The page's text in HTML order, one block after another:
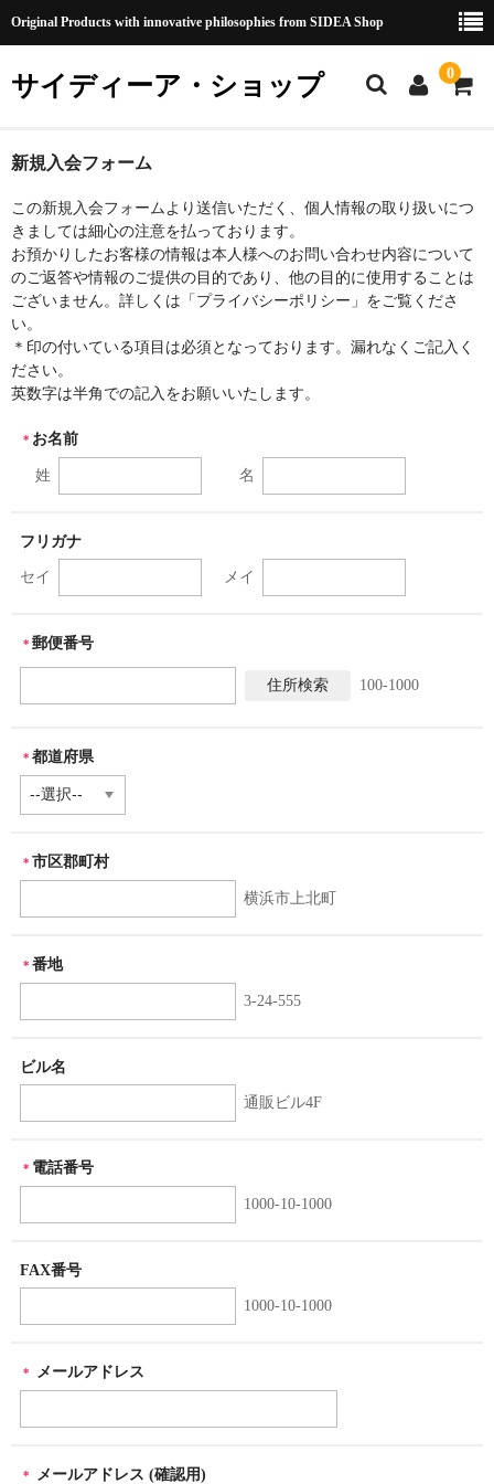
Original Products with innovative philosophies from SIDEA Shop
サイディーア・ショップ 0
Home
Item
カート
メンバー
特定商取引法に基づく表記
会社概要
Contact
新規入会フォーム
この新規入会フォームより送信いただく、個人情報の取り扱いにつ
きましては細心の注意を払っております。
お預かりしたお客様の情報は本人様へのお問い合わせ内容について
のご返答や情報のご提供の目的であり、他の目的に使用することは
ございません。詳しくは「プライバシーポリシー」をご覧くださ
い。
＊印の付いている項目は必須となっております。漏れなくご記入く
ださい。
英数字は半角での記入をお願いいたします。
＊ お名前
姓 名
フリガナ
セイ メイ
＊ 郵便番号
100-1000
＊ 都道府県
＊ 市区郡町村
横浜市上北町
＊ 番地
3-24-555
ビル名
通販ビル4F
＊ 電話番号
1000-10-1000
FAX番号
1000-10-1000
＊ メールアドレス
＊ メールアドレス (確認用)